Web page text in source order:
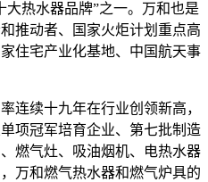
大热水器品牌”之一。万和也是
推动者、国家火炬计划重点高
住宅产业化基地、中国航天事
连续十九年在行业创领新高，
项冠军培育企业、第七批制造
燃气灶、吸油烟机、电热水器
万和燃气热水器和燃气炉具的